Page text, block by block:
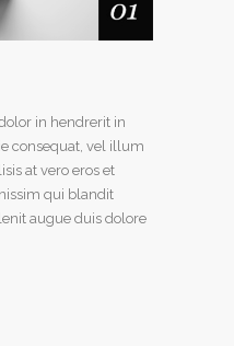
in hendrerit in
consequat, vel illum
at vero eros et
qui blandit
augue duis dolore